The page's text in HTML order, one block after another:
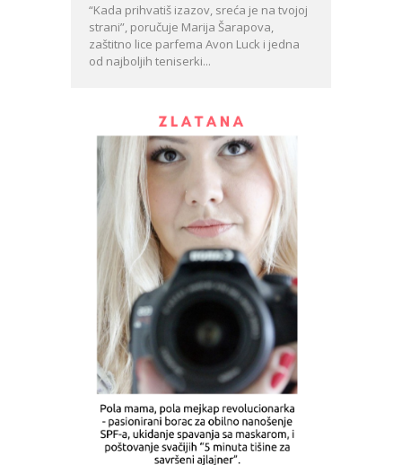
“Kada prihvatiš izazov, sreća je na tvojoj
strani”, poručuje Marija Šarapova,
zaštitno lice parfema Avon Luck i jedna
od najboljih teniserki...